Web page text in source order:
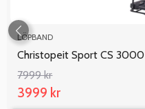
LÖPBAND
Christopeit Sport CS 3000
7999 kr
3999 kr